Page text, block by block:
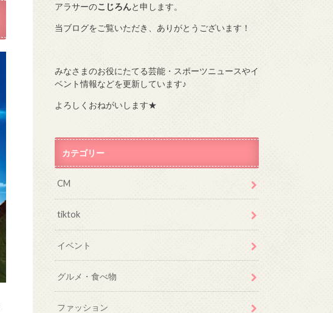
アラサーのこじろんと申します。
当ブログをご覧いただき、ありがとうございます！
みなさまのお役にたてる芸能・スポーツニュースやイ
ベント情報などを更新しています♪
よろしくおねがいします★
カテゴリー
CM
tiktok
イベント
グルメ・食べ物
ファッション